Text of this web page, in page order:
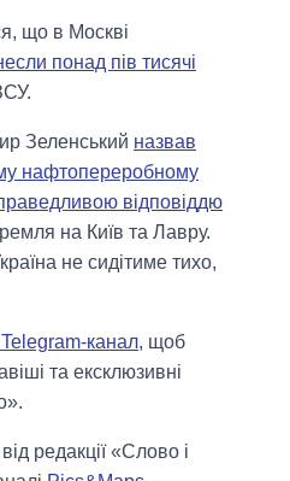
що в Москві
понад пів тисячі
Зеленський назвав
нафтопереробному
відповіддю
на Київ та Лавру.
не сидітиме тихо,
канал, щоб
та ексклюзивні
редакції «Слово і